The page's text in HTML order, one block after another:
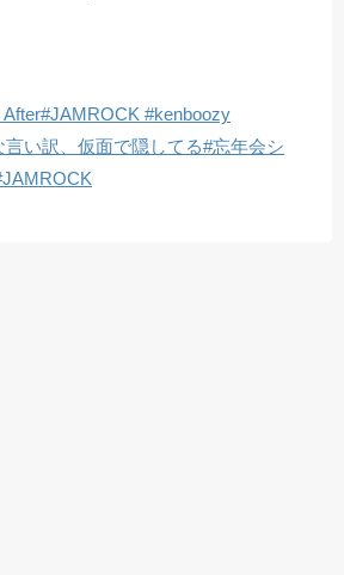
#kenboozy
言い訳、仮面で隠してる#忘年会シ